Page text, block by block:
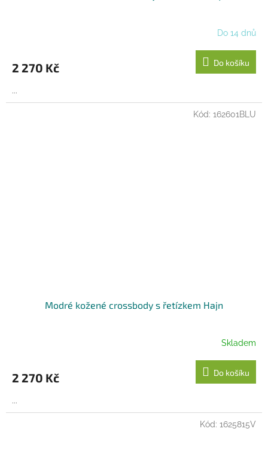
Do 14 dnů
2 270 Kč Do košíku
...
Modré kožené crossbody s řetízkem Hajn
Skladem
2 270 Kč Do košíku
...
Kód: 162601BLU
Kód: 1625815V